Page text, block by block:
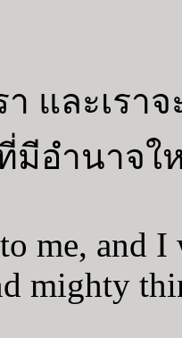
า และเรา
มีอำนาจใ
me, and I
mighty